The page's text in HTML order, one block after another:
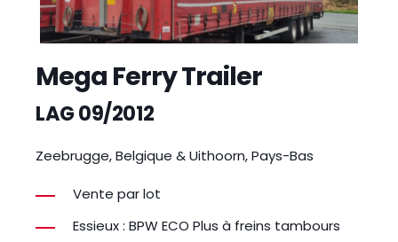
Mega Ferry Trailer
LAG 09/2012
Zeebrugge, Belgique & Uithoorn, Pays-Bas
Vente par lot
Essieux : BPW ECO Plus à freins tambours